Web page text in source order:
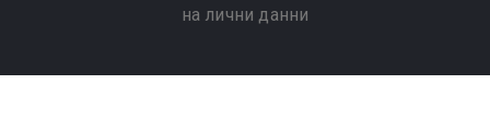
на лични данни